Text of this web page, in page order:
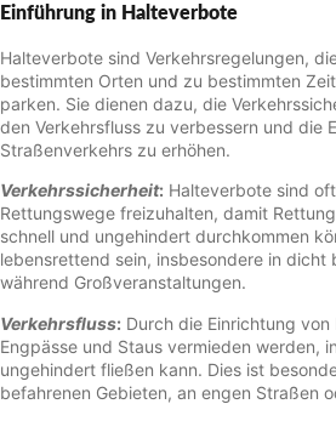
Einführung in Halteverbote
Halteverbote sind Verkehrsregelungen,
bestimmten Orten und zu bestimmten
parken. Sie dienen dazu, die
den Verkehrsfluss zu verbessern und die
Straßenverkehrs zu erhöhen.
Verkehrssicherheit: Halteverbote sind
Rettungswege freizuhalten, damit
schnell und ungehindert durchkommen
lebensrettend sein, insbesondere in dicht
während Großveranstaltungen.
Verkehrsfluss: Durch die Einrichtung
Engpässe und Staus vermieden werden,
ungehindert fließen kann. Dies ist
befahrenen Gebieten, an engen Straßen